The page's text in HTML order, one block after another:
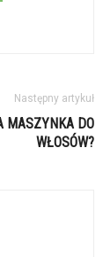
Następny artykuł
MASZYNKA DO
WŁOSÓW?